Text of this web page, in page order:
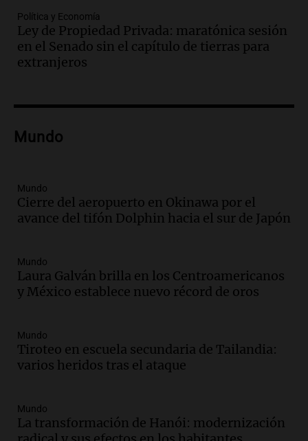
avanza con testimonios clave sobre el
accidente en Villa Dolores
Panorama Federal
Episodios
tributo todos los jueves
Episodios
sea, va a ser lindo”
La Cadena del Gol
Episodios
en ludopatía: “Tener el casino en la
mano es muy peligroso”
La Argentina, hoy
ciudad de Córdoba para interiorizarse
sobre los parques educativos
Amamos Argentina
Audio.
traerá más lluvias y eventos extremos
durante la primavera
Política y Economía
Ley de Propiedad Privada: maratónica sesión
en el Senado sin el capítulo de tierras para
extranjeros
Mundo
Mundo
Cierre del aeropuerto en Okinawa por el
avance del tifón Dolphin hacia el sur de Japón
Mundo
Laura Galván brilla en los Centroamericanos
y México establece nuevo récord de oros
Mundo
Tiroteo en escuela secundaria de Tailandia:
varios heridos tras el ataque
Mundo
La transformación de Hanói: modernización